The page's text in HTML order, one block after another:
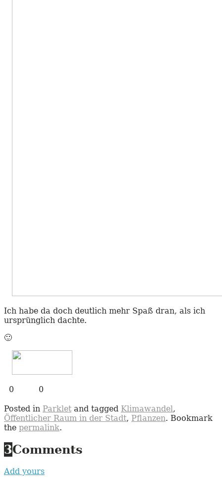
Ich habe da doch deutlich mehr Spaß dran, als ich
ursprünglich dachte.
🙂
0 0
Posted in Parklet and tagged Klimawandel,
Öffentlicher Raum in der Stadt, Pflanzen. Bookmark
the permalink.
3Comments
Add yours